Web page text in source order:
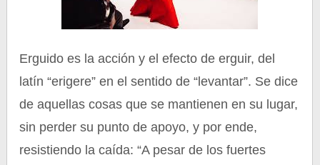
Erguido es la acción y el efecto de erguir, del
latín “erigere” en el sentido de “levantar”. Se dice
de aquellas cosas que se mantienen en su lugar,
sin perder su punto de apoyo, y por ende,
resistiendo la caída: “A pesar de los fuertes